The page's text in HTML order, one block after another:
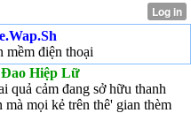
mềm điện thoại
Đao Hiệp Lữ
quả cảm đang sở hữu thanh
mọi kẻ trên thê' gian thèm